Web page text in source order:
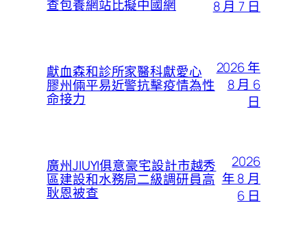
查包養網站比擬中國網
8 月 7 日
獻血森和診所家醫科獻愛心
膠州倆平易近警抗擊疫情為性
命接力
2026 年
8 月 6
日
廣州JIUYI俱意豪宅設計市越秀
區建設和水務局二級調研員高
耿恩被查
2026
年 8 月
6 日